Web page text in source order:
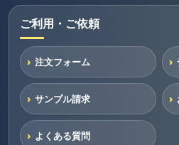
ご利用・ご依頼
注文フォーム
サンプル請求
よくある質問